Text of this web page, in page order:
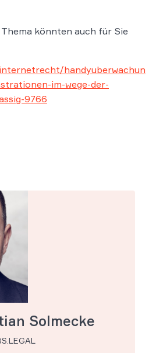
könnten auch für Sie
handyuberwachun
im-wege-der-
9766
Solmecke